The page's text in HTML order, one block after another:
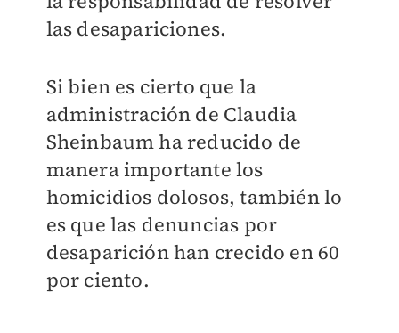
las desapariciones.
Si bien es cierto que la
administración de Claudia
Sheinbaum ha reducido de
manera importante los
homicidios dolosos, también lo
es que las denuncias por
desaparición han crecido en 60
por ciento.